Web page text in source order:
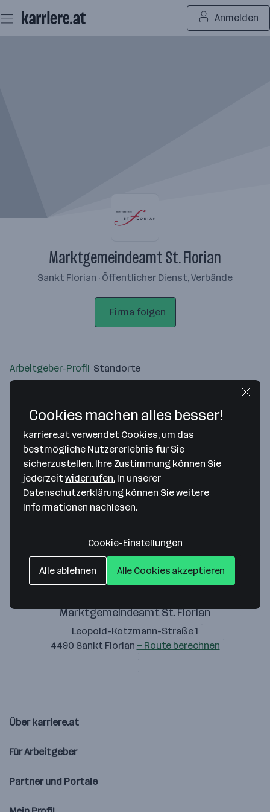
Seiteninhalt
springen
Anmelden
Marktgemeindeamt St. Florian
Sankt Florian · Öffentlicher Dienst, Verbände
Firma folgen
Arbeitgeber-Profil Standorte
Bitte stimme unseren Cookie-
Richtlinien zu, um diese Karte
anzuzeigen.
Marktgemeindeamt St. Florian
Leopold-Kotzmann-Straße 1
4490 Sankt Florian — Route berechnen
Über karriere.at
Für Arbeitgeber
Partner und Portale
Cookies machen alles besser!
karriere.at verwendet Cookies, um das
bestmögliche Nutzererlebnis für Sie
sicherzustellen. Ihre Zustimmung können Sie
jederzeitwiderrufen. In unserer
Datenschutzerklärung können Sie weitere
Informationen nachlesen.
Cookie-Einstellungen
Alle ablehnen Alle Cookies akzeptieren